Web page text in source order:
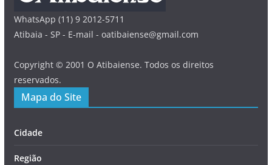
WhatsApp (11) 9 2012-5711
Atibaia - SP - E-mail - oatibaiense@gmail.com
Copyright © 2001 O Atibaiense. Todos os direitos
reservados.
Mapa do Site
Cidade
Região